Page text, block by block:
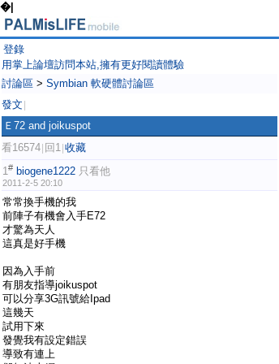
�|
登錄
用掌上論壇訪問本站,擁有更好閱讀體驗
討論區 > Symbian 軟硬體討論區
發文
Ｅ72 and joikuspot
看16574 回1 收藏
1# biogene1222 只看他
2011-2-5 20:10
常常換手機的我
前陣子有機會入手E72
才驚為天人
這真是好手機
因為入手前
有朋友指導joikuspot
可以分享3G訊號給Ipad
這幾天
試用下來
發覺我有設定錯誤
導致有連上